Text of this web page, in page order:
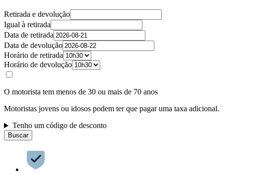
Retirada e devolução
Igual à retirada
Data de retirada
Data de devolução
Horário de retirada
Horário de devolução
O motorista tem menos de 30 ou mais de 70 anos
Motoristas jovens ou idosos podem ter que pagar uma taxa adicional.
Tenho um código de desconto
Buscar